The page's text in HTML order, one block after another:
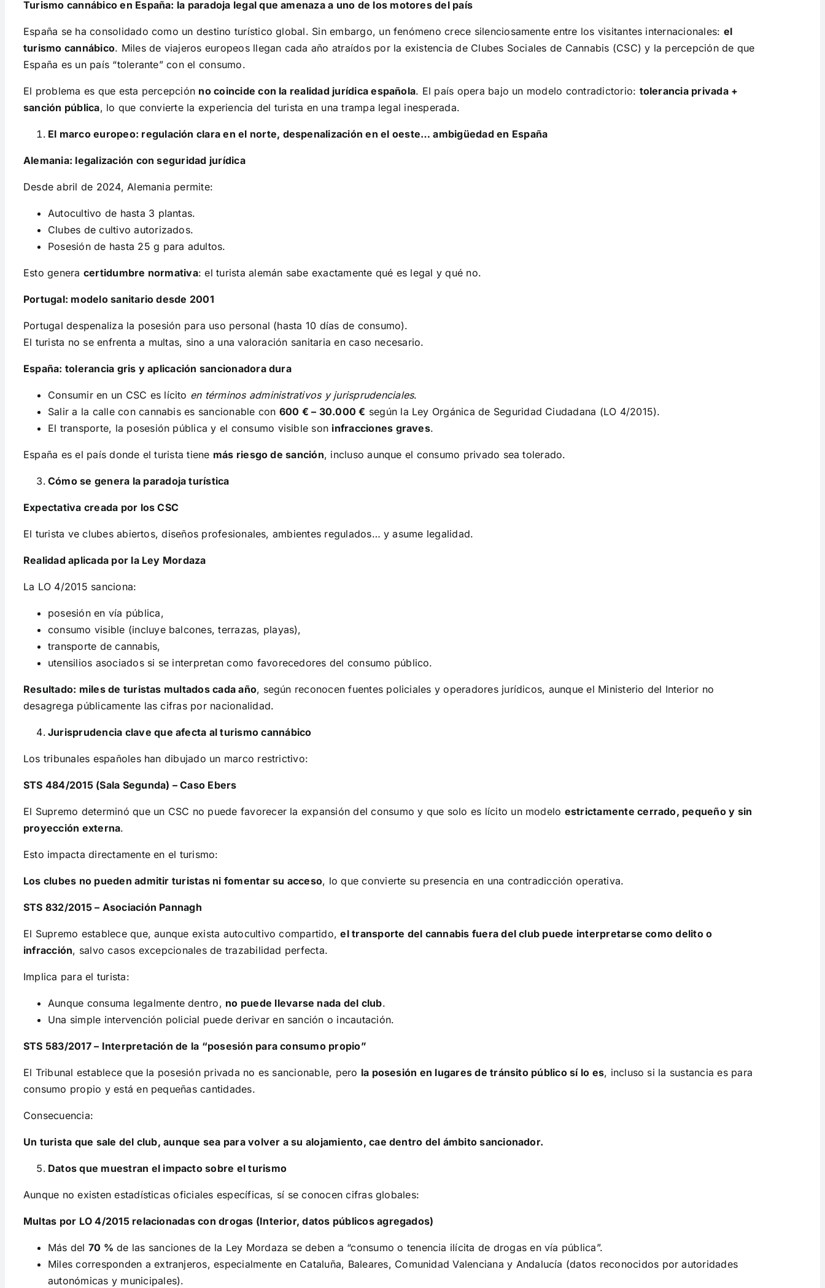
Turismo cannábico en España: la paradoja legal que amenaza a uno de los motores del país
España se ha consolidado como un destino turístico global. Sin embargo, un fenómeno crece silenciosamente entre los visitantes internacionales: el
turismo cannábico. Miles de viajeros europeos llegan cada año atraídos por la existencia de Clubes Sociales de Cannabis (CSC) y la percepción de que
España es un país “tolerante” con el consumo.
El problema es que esta percepción no coincide con la realidad jurídica española. El país opera bajo un modelo contradictorio: tolerancia privada +
sanción pública, lo que convierte la experiencia del turista en una trampa legal inesperada.
El marco europeo: regulación clara en el norte, despenalización en el oeste… ambigüedad en España
Alemania: legalización con seguridad jurídica
Desde abril de 2024, Alemania permite:
Autocultivo de hasta 3 plantas.
Clubes de cultivo autorizados.
Posesión de hasta 25 g para adultos.
Esto genera certidumbre normativa: el turista alemán sabe exactamente qué es legal y qué no.
Portugal: modelo sanitario desde 2001
Portugal despenaliza la posesión para uso personal (hasta 10 días de consumo).
El turista no se enfrenta a multas, sino a una valoración sanitaria en caso necesario.
España: tolerancia gris y aplicación sancionadora dura
Consumir en un CSC es lícito en términos administrativos y jurisprudenciales.
Salir a la calle con cannabis es sancionable con 600 € – 30.000 € según la Ley Orgánica de Seguridad Ciudadana (LO 4/2015).
El transporte, la posesión pública y el consumo visible son infracciones graves.
España es el país donde el turista tiene más riesgo de sanción, incluso aunque el consumo privado sea tolerado.
Cómo se genera la paradoja turística
Expectativa creada por los CSC
El turista ve clubes abiertos, diseños profesionales, ambientes regulados… y asume legalidad.
Realidad aplicada por la Ley Mordaza
La LO 4/2015 sanciona:
posesión en vía pública,
consumo visible (incluye balcones, terrazas, playas),
transporte de cannabis,
utensilios asociados si se interpretan como favorecedores del consumo público.
Resultado: miles de turistas multados cada año, según reconocen fuentes policiales y operadores jurídicos, aunque el Ministerio del Interior no
desagrega públicamente las cifras por nacionalidad.
Jurisprudencia clave que afecta al turismo cannábico
Los tribunales españoles han dibujado un marco restrictivo:
STS 484/2015 (Sala Segunda) – Caso Ebers
El Supremo determinó que un CSC no puede favorecer la expansión del consumo y que solo es lícito un modelo estrictamente cerrado, pequeño y sin
proyección externa.
Esto impacta directamente en el turismo:
Los clubes no pueden admitir turistas ni fomentar su acceso, lo que convierte su presencia en una contradicción operativa.
STS 832/2015 – Asociación Pannagh
El Supremo establece que, aunque exista autocultivo compartido,el transporte del cannabis fuera del club puede interpretarse como delito o
infracción, salvo casos excepcionales de trazabilidad perfecta.
Implica para el turista:
Aunque consuma legalmente dentro, no puede llevarse nada del club.
Una simple intervención policial puede derivar en sanción o incautación.
STS 583/2017 – Interpretación de la “posesión para consumo propio”
El Tribunal establece que la posesión privada no es sancionable, pero la posesión en lugares de tránsito público sí lo es, incluso si la sustancia es para
consumo propio y está en pequeñas cantidades.
Consecuencia:
Un turista que sale del club, aunque sea para volver a su alojamiento, cae dentro del ámbito sancionador.
Datos que muestran el impacto sobre el turismo
Aunque no existen estadísticas oficiales específicas, sí se conocen cifras globales:
Multas por LO 4/2015 relacionadas con drogas (Interior, datos públicos agregados)
Más del 70 % de las sanciones de la Ley Mordaza se deben a “consumo o tenencia ilícita de drogas en vía pública”.
Miles corresponden a extranjeros, especialmente en Cataluña, Baleares, Comunidad Valenciana y Andalucía (datos reconocidos por autoridades
autonómicas y municipales).